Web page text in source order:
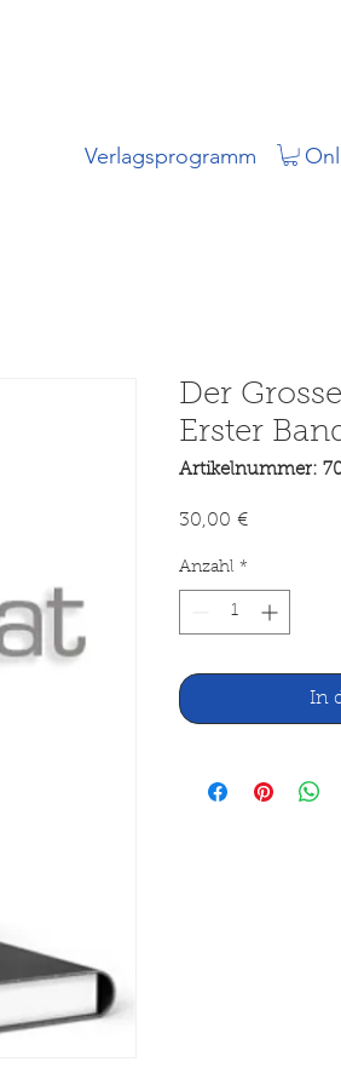
Verlagsprogramm
Der
Erster
Artikelnummer:
30,00 €Preis
Anzahl *
In